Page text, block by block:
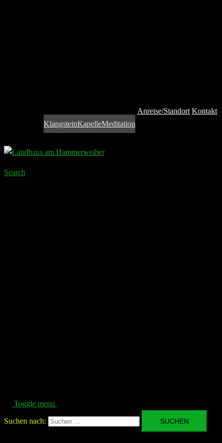
KlangsteinKapelleMeditation
Anreise/Standort Kontakt
Search
Toggle menu
Suchen nach: